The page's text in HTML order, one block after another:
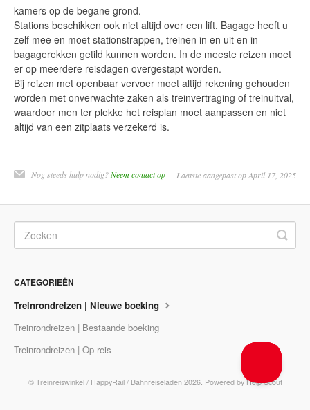
Contact
kamers op de begane grond.
Stations beschikken ook niet altijd over een lift. Bagage heeft u
zelf mee en moet stationstrappen, treinen in en uit en in
bagagerekken getild kunnen worden. In de meeste reizen moet
er op meerdere reisdagen overgestapt worden.
Bij reizen met openbaar vervoer moet altijd rekening gehouden
worden met onverwachte zaken als treinvertraging of treinuitval,
waardoor men ter plekke het reisplan moet aanpassen en niet
altijd van een zitplaats verzekerd is.
Nog steeds hulp nodig?Neem contact op Laatste aangepast op April 17, 2025
CATEGORIEËN
Treinrondreizen | Nieuwe boeking
Treinrondreizen | Bestaande boeking
Treinrondreizen | Op reis
© Treinreiswinkel / HappyRail / Bahnreiseladen2026. Powered byHelp Scout